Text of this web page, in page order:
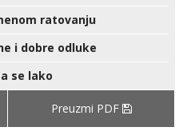
ratovanju
i dobre odluke
se lako
Preuzmi PDF